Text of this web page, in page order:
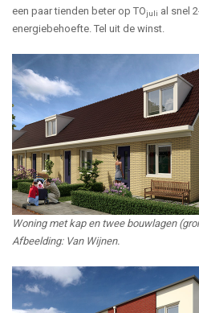
een paar tienden beter op TOjuli al snel
energiebehoefte. Tel uit de winst.
Woning met kap en twee bouwlagen
Afbeelding: Van Wijnen.